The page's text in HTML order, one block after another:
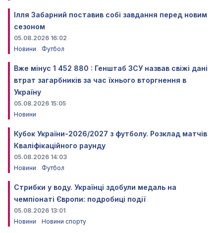
Ілля Забарний поставив собі завдання перед новим
сезоном
05.08.2026 16:02
Новини
Футбол
Вже мінус 1 452 880 : Генштаб ЗСУ назвав свіжі дані
втрат загарбників за час їхнього вторгнення в
Україну
05.08.2026 15:05
Новини
Кубок України-2026/2027 з футболу. Розклад матчів
Кваліфікаційного раунду
05.08.2026 14:03
Новини
Футбол
Стрибки у воду. Українці здобули медаль на
чемпіонаті Європи: подробиці події
05.08.2026 13:01
Новини
Новини спорту